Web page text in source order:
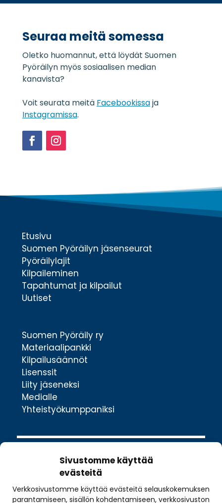
Sivustomme käyttää
evästeitä
Verkkosivustomme käyttää evästeitä selauskokemuksen
parantamiseen, sisällön kohdentamiseen, verkkosivuston
*
o
s
l
o
s
*
Seuraa meitä somessa
Oletko huomannut, että löydät Suomen
Pyöräilyn myös sosiaalisen median
kanavista?
Voit seurata meitä Facebookissaja
Instagramissa.
Etusivu
Suomen Pyöräilyn jäsenseurat
Pyöräilylajit
Kilpaileminen
Tapahtumat ja kilpailut
Uutiset
Suomen Pyöräily ry
Materiaalipankki
Kilpailusäännöt
Lisenssit
Liity jäseneksi
Medialle
Yhteistyökumppaniksi
Valimotie 10